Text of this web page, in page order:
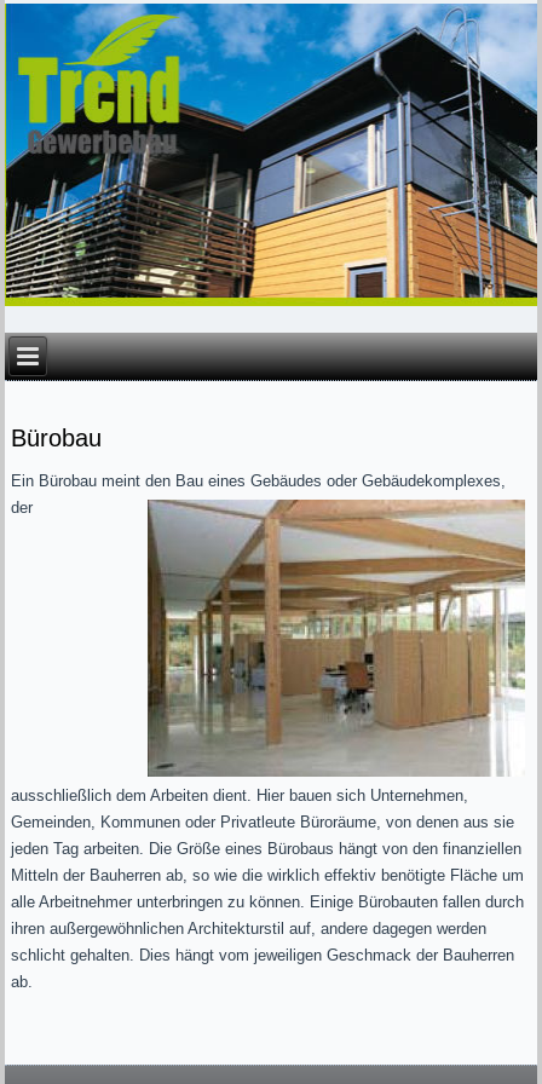
Bürobau
Ein Bürobau meint den Bau eines Gebäudes oder Gebäudekomplexes,
der
ausschließlich dem Arbeiten dient. Hier bauen sich Unternehmen,
Gemeinden, Kommunen oder Privatleute Büroräume, von denen aus sie
jeden Tag arbeiten. Die Größe eines Bürobaus hängt von den finanziellen
Mitteln der Bauherren ab, so wie die wirklich effektiv benötigte Fläche um
alle Arbeitnehmer unterbringen zu können. Einige Bürobauten fallen durch
ihren außergewöhnlichen Architekturstil auf, andere dagegen werden
schlicht gehalten. Dies hängt vom jeweiligen Geschmack der Bauherren
ab.